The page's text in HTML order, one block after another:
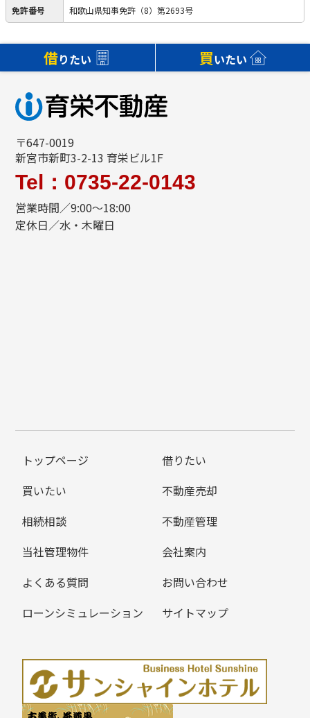
免許番号 和歌山県知事免許（8）第2693号
借りたい 買いたい
〒647-0019
新宮市新町3-2-13 育栄ビル1F
Tel：0735-22-0143
営業時間／9:00～18:00
定休日／水・木曜日
トップページ
借りたい
買いたい
不動産売却
相続相談
不動産管理
当社管理物件
会社案内
よくある質問
お問い合わせ
ローンシミュレーション
サイトマップ